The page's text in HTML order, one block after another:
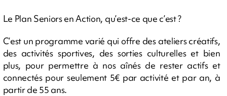
Le Plan Seniors en Action, qu’est-ce que c’est ?
C’est un programme varié qui offre des ateliers créatifs,
des activités sportives, des sorties culturelles et bien
plus, pour permettre à nos aînés de rester actifs et
connectés pour seulement 5€ par activité et par an, à
partir de 55 ans.